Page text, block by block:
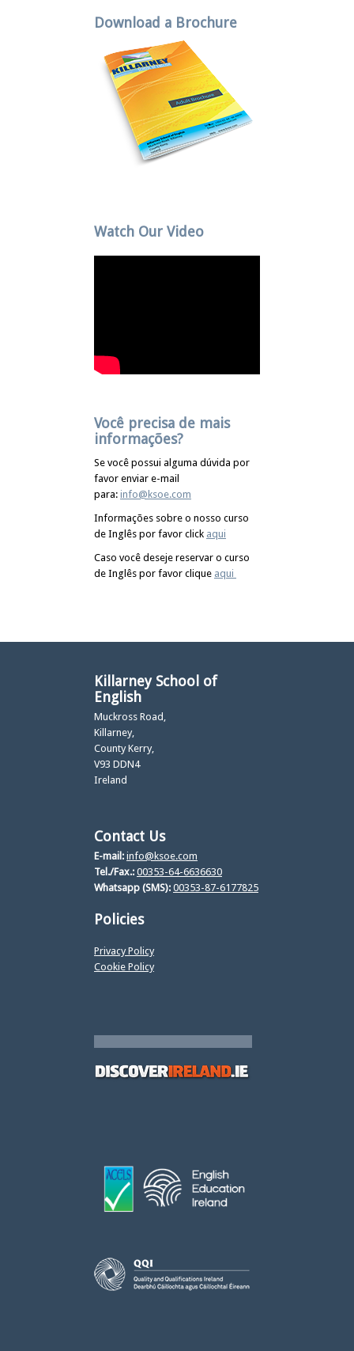
Download a Brochure
Watch Our Video
Você precisa de mais
informações?
Se você possui alguma dúvida por
favor enviar e-mail
para: info@ksoe.com
Informações sobre o nosso curso
de Inglês por favor click aqui
Caso você deseje reservar o curso
de Inglês por favor clique aqui
Killarney School of
English
Muckross Road,
Killarney,
County Kerry,
V93 DDN4
Ireland
Contact Us
E-mail: info@ksoe.com
Tel./Fax.: 00353-64-6636630
Whatsapp (SMS): 00353-87-6177825
Policies
Privacy Policy
Cookie Policy